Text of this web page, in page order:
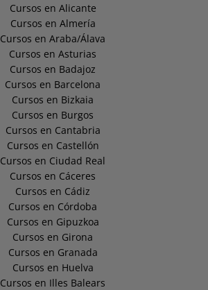
Cursos en Alicante
Cursos en Almería
Cursos en Araba/Álava
Cursos en Asturias
Cursos en Badajoz
Cursos en Barcelona
Cursos en Bizkaia
Cursos en Burgos
Cursos en Cantabria
Cursos en Castellón
Cursos en Ciudad Real
Cursos en Cáceres
Cursos en Cádiz
Cursos en Córdoba
Cursos en Gipuzkoa
Cursos en Girona
Cursos en Granada
Cursos en Huelva
Cursos en Illes Balears